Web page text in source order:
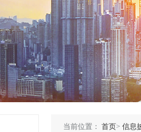
当前位置： 首页> 信息